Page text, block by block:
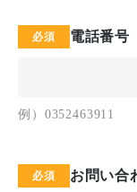
電話番号
例）0352463911
お問い合